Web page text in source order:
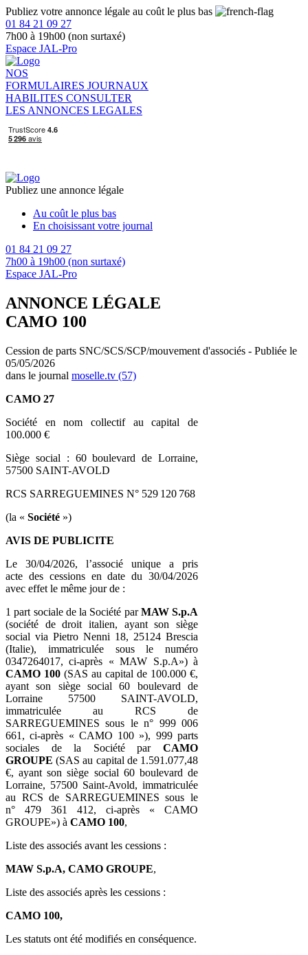
Publiez votre annonce légale au coût le plus bas
01 84 21 09 27
7h00 à 19h00 (non surtaxé)
Espace JAL-Pro
NOS
FORMULAIRES JOURNAUX
HABILITES CONSULTER
LES ANNONCES LEGALES
Publiez une annonce légale
Au coût le plus bas
En choisissant votre journal
01 84 21 09 27
7h00 à 19h00 (non surtaxé)
Espace JAL-Pro
ANNONCE LÉGALE
CAMO 100
Cession de parts SNC/SCS/SCP/mouvement d'associés - Publiée le
05/05/2026
dans le journal moselle.tv (57)
CAMO 27
Société en nom collectif au capital de
100.000 €
Siège social : 60 boulevard de Lorraine,
57500 SAINT-AVOLD
RCS SARREGUEMINES N° 529 120 768
(la « Société »)
AVIS DE PUBLICITE
Le 30/04/2026, l’associé unique a pris
acte des cessions en date du 30/04/2026
avec effet le même jour de :
1 part sociale de la Société parMAW S.p.A
(société de droit italien, ayant son siège
social via Pietro Nenni 18, 25124 Brescia
(Italie), immatriculée sous le numéro
0347264017, ci-après « MAW S.p.A») à
CAMO 100 (SAS au capital de 100.000 €,
ayant son siège social 60 boulevard de
Lorraine 57500 SAINT-AVOLD,
immatriculée au RCS de
SARREGUEMINES sous le n° 999 006
661, ci-après « CAMO 100 »), 999 parts
sociales de la Société par CAMO
GROUPE (SAS au capital de 1.591.077,48
€, ayant son siège social 60 boulevard de
Lorraine, 57500 Saint-Avold, immatriculée
au RCS de SARREGUEMINES sous le
n° 479 361 412, ci-après « CAMO
GROUPE») à CAMO 100,
Liste des associés avant les cessions :
MAW S.p.A, CAMO GROUPE,
Liste des associés après les cessions :
CAMO 100,
Les statuts ont été modifiés en conséquence.